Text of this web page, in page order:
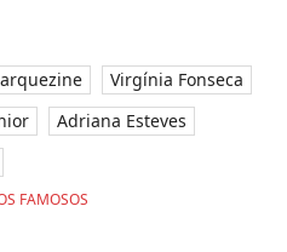
Virgínia Fonseca
Adriana Esteves
FAMOSOS